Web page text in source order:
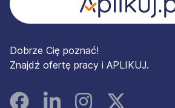
Dobrze Cię poznać!
Znajdź ofertę pracy i APLIKUJ.
FacebookLinked InInstagramInstagram